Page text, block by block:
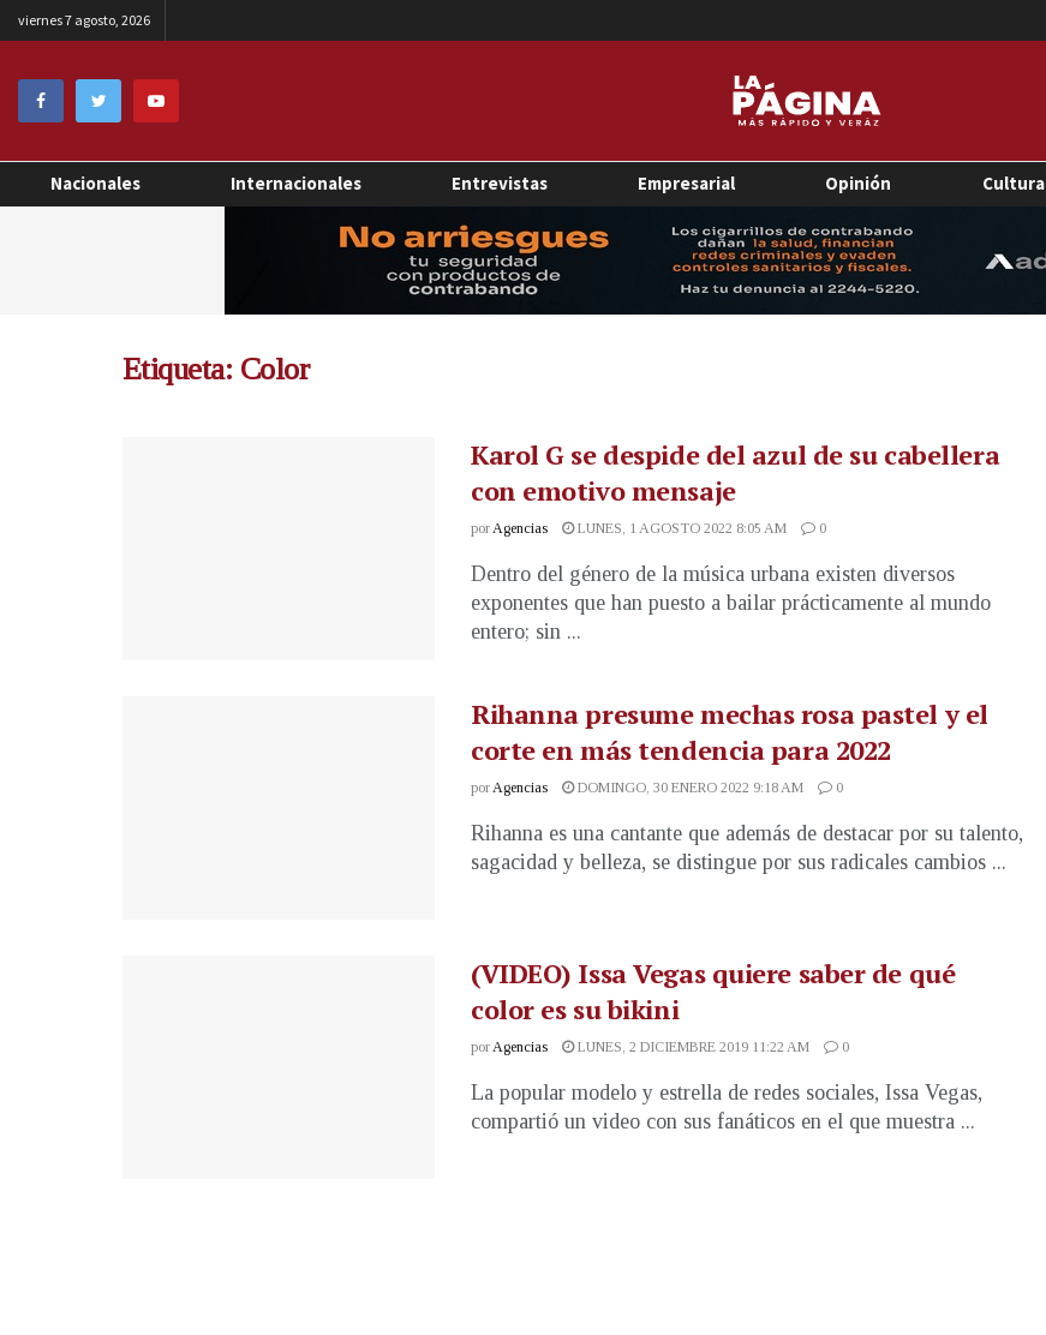
viernes 7 agosto, 2026
Nacionales Internacionales Entrevistas Empresarial Opinión Cultura
Etiqueta: Color
Karol G se despide del azul de su cabellera
con emotivo mensaje
porAgencias LUNES, 1 AGOSTO 2022 8:05 AM 0
Dentro del género de la música urbana existen diversos
exponentes que han puesto a bailar prácticamente al mundo
entero; sin ...
Rihanna presume mechas rosa pastel y el
corte en más tendencia para 2022
porAgencias DOMINGO, 30 ENERO 2022 9:18 AM 0
Rihanna es una cantante que además de destacar por su talento,
sagacidad y belleza, se distingue por sus radicales cambios ...
(VIDEO) Issa Vegas quiere saber de qué
color es su bikini
por Agencias LUNES, 2 DICIEMBRE 2019 11:22 AM 0
La popular modelo y estrella de redes sociales, Issa Vegas,
compartió un video con sus fanáticos en el que muestra ...